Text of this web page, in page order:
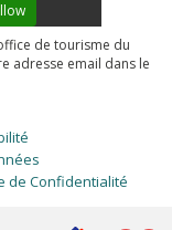
de tourisme du
adresse email dans le
de Confidentialité